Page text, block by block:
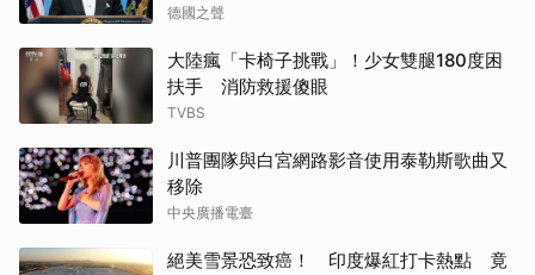
德國之聲
大陸瘋「卡椅子挑戰」！少女雙腿180度困
扶手 消防救援傻眼
TVBS
川普團隊與白宮網路影音使用泰勒斯歌曲又
移除
中央廣播電臺
絕美雪景恐致癌！ 印度爆紅打卡熱點 竟